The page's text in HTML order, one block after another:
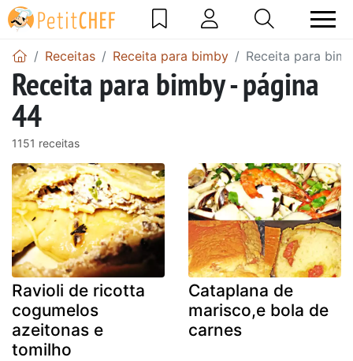
Receitas Receita para bimby Receita para
Receita para bimby - página
44
1151 receitas
Ravioli de ricotta
cogumelos
azeitonas e
tomilho
Cataplana de
marisco,e bola de
carnes